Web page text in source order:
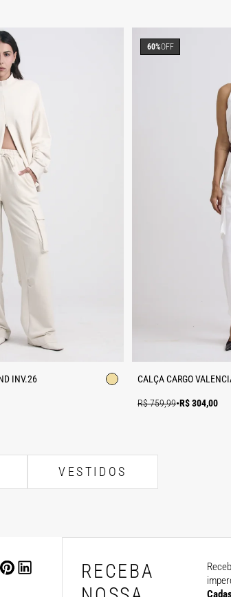
INV.26 CALÇA CARGO
R$ 759,99•R$ 304,00
60%OFF
VESTIDOS
RECEBA